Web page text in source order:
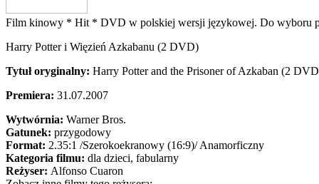
Film kinowy * Hit * DVD w polskiej wersji językowej. Do wyboru
Harry Potter i Więzień Azkabanu (2 DVD)
Tytuł oryginalny: Harry Potter and the Prisoner of Azkaban (2
Premiera: 31.07.2007
Wytwórnia: Warner Bros.
Gatunek: przygodowy
Format: 2.35:1 /Szerokoekranowy (16:9)/Anamorficzny
Kategoria filmu: dla dzieci, fabularny
Reżyser: Alfonso Cuaron